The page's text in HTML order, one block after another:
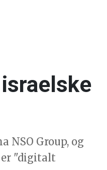
NSO Group, og
er "digitalt